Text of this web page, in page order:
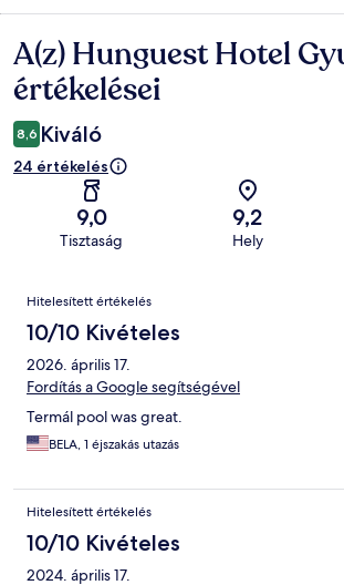
Értékelések
A(z) Hunguest Hotel
értékelései
8,6 Kiváló
24 értékelés
9,0
Tisztaság
9,2
Hely
Értékelések
Hitelesített értékelés
10/10 Kivételes
2026. április 17.
Fordítás a Google segítségével
Termál pool was great.
BELA, 1 éjszakás utazás
Hitelesített értékelés
10/10 Kivételes
2024. április 17.